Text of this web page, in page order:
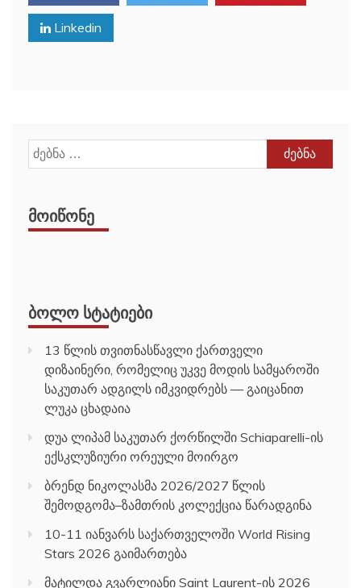
Linkedin
ძებნა:
ᲛᲝᲘᲬᲝᲜᲔ
ᲑᲝᲚᲝ ᲡᲢᲐᲢᲘᲔᲑᲘ
13 წლის თვითნასწავლი ქართველი
დიზაინერი, რომელიც უკვე მოდის სამყაროში
საკუთარ ადგილს იმკვიდრებს — გაიცანით
ლუკა ცხადაია
დუა ლიპამ საკუთარ ქორწილში Schiaparelli-ის
ექსკლუზიური ორეული მოირგო
ბრენდ ნიკოლასმა 2026/2027 წლის
შემოდგომა–ზამთრის კოლექცია წარადგინა
10-11 იანვარს საქართველოში World Rising
Stars 2026 გაიმართება
მატილდა გვარლიანი Saint Laurent-ის 2026